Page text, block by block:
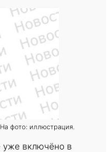
фото: иллюстрация.
уже включёно в